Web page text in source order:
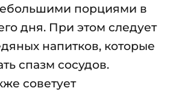
порциями в
дня. При этом следует
напитков, которые
спазм сосудов.
советует